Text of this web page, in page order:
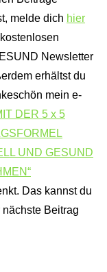
melde dich hier
Newsletter
erhältst du
mein e-
DER 5 x 5
UND GESUND
Das kannst du
Beitrag